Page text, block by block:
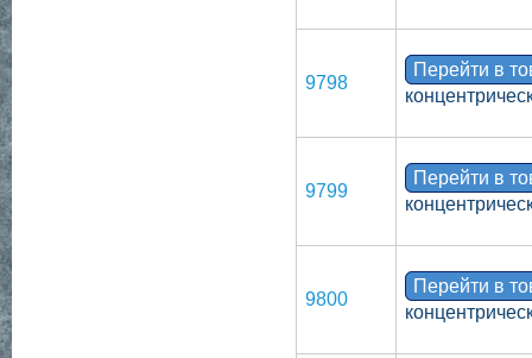
9798
Перейти в
9799
Перейти в
9800
Перейти в